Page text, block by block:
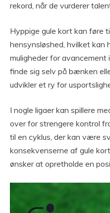
rekord, når de vurderer
Hyppige gule kort kan føre
hensynsløshed, hvilket kan
muligheder for avancement
finde sig selv på bænken
udvikler et ry for
I nogle ligaer kan spillere
over for strengere kontrol
til en cyklus, der kan være
konsekvenserne af gule
ønsker at opretholde en